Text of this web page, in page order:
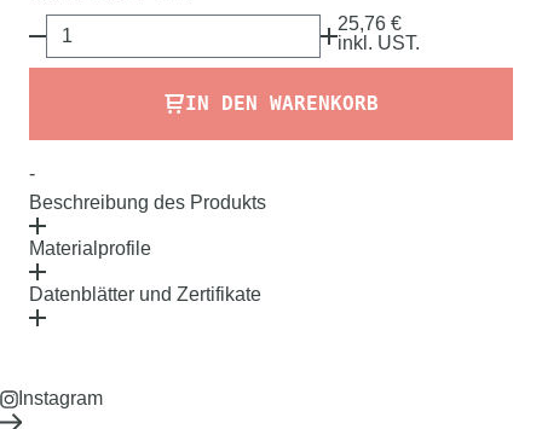
25,76 €
inkl. UST.
IN DEN WARENKORB
-
Beschreibung des Produkts
Materialprofile
Datenblätter und Zertifikate
Instagram